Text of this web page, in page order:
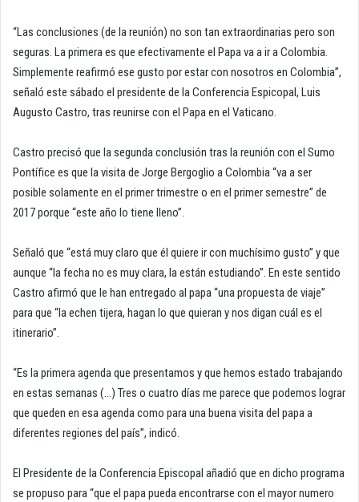
“Las conclusiones (de la reunión) no son tan extraordinarias pero son
seguras. La primera es que efectivamente el Papa va a ir a Colombia.
Simplemente reafirmó ese gusto por estar con nosotros en Colombia”,
señaló este sábado el presidente de la Conferencia Espicopal, Luis
Augusto Castro, tras reunirse con el Papa en el Vaticano.
Castro precisó que la segunda conclusión tras la reunión con el Sumo
Pontífice es que la visita de Jorge Bergoglio a Colombia “va a ser
posible solamente en el primer trimestre o en el primer semestre” de
2017 porque “este año lo tiene lleno”.
Señaló que “está muy claro que él quiere ir con muchísimo gusto” y que
aunque “la fecha no es muy clara, la están estudiando”. En este sentido
Castro afirmó que le han entregado al papa “una propuesta de viaje”
para que “la echen tijera, hagan lo que quieran y nos digan cuál es el
itinerario”.
“Es la primera agenda que presentamos y que hemos estado trabajando
en estas semanas (…) Tres o cuatro días me parece que podemos lograr
que queden en esa agenda como para una buena visita del papa a
diferentes regiones del país”, indicó.
El Presidente de la Conferencia Episcopal añadió que en dicho programa
se propuso para “que el papa pueda encontrarse con el mayor numero